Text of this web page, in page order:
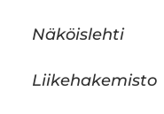
Näköislehti
Liikehakemisto